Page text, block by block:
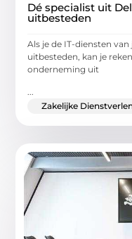
Dé specialist uit
uitbesteden
Als je de IT-diensten
uitbesteden, kan je
onderneming uit
...
Zakelijke